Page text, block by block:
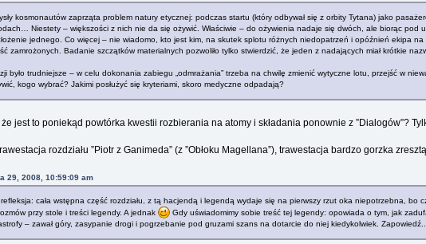
kosmonautów zaprząta problem natury etycznej: podczas startu (który odbywał się z orbity Tytana) jako
Niestety – większości z nich nie da się ożywić. Właściwie – do ożywienia nadaje się dwóch, ale biorąc pod
jednego. Co więcej – nie wiadomo, kto jest kim, na skutek splotu różnych niedopatrzeń i opóźnień ekipa
zamrożonych. Badanie szczątków materialnych pozwoliło tylko stwierdzić, że jeden z nadających miał krótkie
było trudniejsze – w celu dokonania zabiegu „odmrażania” trzeba na chwilę zmienić wytyczne lotu, przejść w
kogo wybrać? Jakimi posłużyć się kryteriami, skoro medyczne odpadają?
jest to poniekąd powtórka kwestii rozbierania na atomy i składania ponownie z ”Dialogów”?
rozdziału ”Piotr z Ganimeda” (z ”Obłoku Magellana”), trawestacja bardzo gorzka
29, 2008, 10:59:09 am
cała wstępna część rozdziału, z tą hacjendą i legendą wydaje się na pierwszy rzut oka niepotrzebna, bo
przy stole i treści legendy. A jednak
Gdy uświadomimy sobie treść tej legendy: opowiada o tym, jak
– zawał góry, zasypanie drogi i pogrzebanie pod gruzami szans na dotarcie do niej kiedykolwiek.